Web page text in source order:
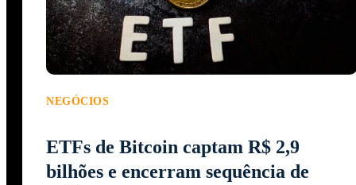
NEGÓCIOS
ETFs de Bitcoin captam R$ 2,9
bilhões e encerram sequência de